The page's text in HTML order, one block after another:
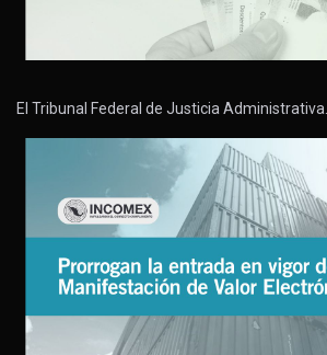
El Tribunal Federal de Justicia Administrativa…